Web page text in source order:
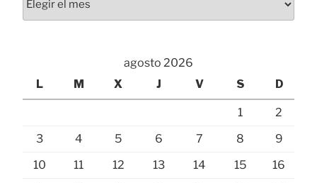
agosto 2026
L
M X J V S D
1
2
3
4 5 6 7 8
9
10
11 12 13 14 15
16